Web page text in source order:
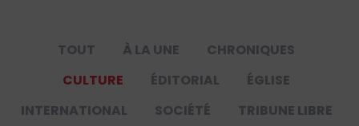
TOUT À LA UNE
CHRONIQUES
CULTURE
ÉDITORIAL
ÉGLISE
INTERNATIONAL
SOCIÉTÉ TRIBUNE LIBRE